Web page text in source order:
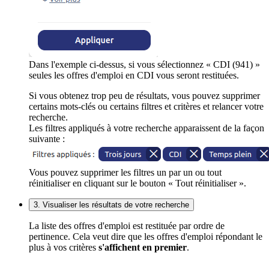
Dans l'exemple ci-dessus, si vous sélectionnez « CDI (941) »
seules les offres d'emploi en CDI vous seront restituées.
Si vous obtenez trop peu de résultats, vous pouvez supprimer
certains mots-clés ou certains filtres et critères et relancer votre
recherche.
Les filtres appliqués à votre recherche apparaissent de la façon
suivante :
Vous pouvez supprimer les filtres un par un ou tout
réinitialiser en cliquant sur le bouton « Tout réinitialiser ».
3. Visualiser les résultats de votre recherche
La liste des offres d'emploi est restituée par ordre de
pertinence. Cela veut dire que les offres d'emploi répondant le
plus à vos critères s'affichent en premier.